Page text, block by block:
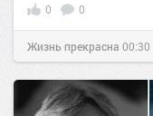
0 0
Жизнь прекрасна 00:30